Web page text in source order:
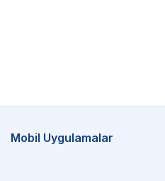
Mobil Uygulamalar